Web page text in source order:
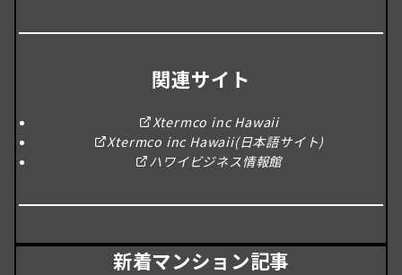
関連サイト
Xtermco inc Hawaii
Xtermco inc Hawaii(日本語サイト)
ハワイビジネス情報館
新着マンション記事